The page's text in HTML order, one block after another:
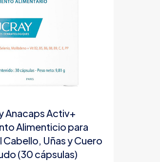
Anacaps Activ+
Alimenticio para
Uñas y Cuero
(30 cápsulas)